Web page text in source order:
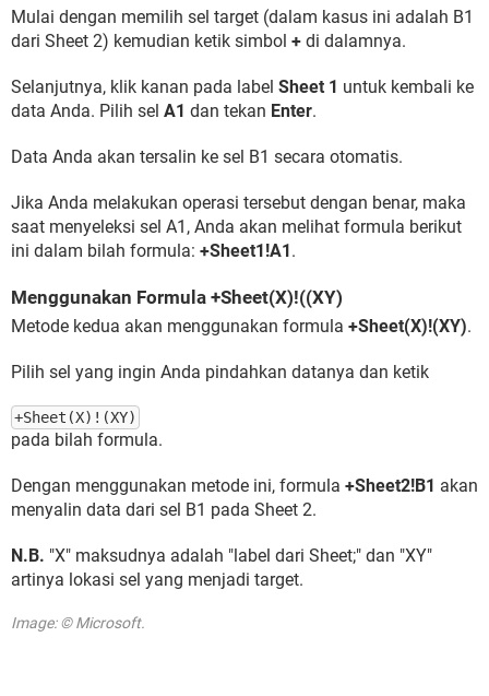
Mulai dengan memilih sel target (dalam kasus ini adalah B1
dari Sheet 2) kemudian ketik simbol + di dalamnya.
Selanjutnya, klik kanan pada label Sheet 1 untuk kembali ke
data Anda. Pilih sel A1 dan tekan Enter.
Data Anda akan tersalin ke sel B1 secara otomatis.
Jika Anda melakukan operasi tersebut dengan benar, maka
saat menyeleksi sel A1, Anda akan melihat formula berikut
ini dalam bilah formula: +Sheet1!A1.
Menggunakan Formula +Sheet(X)!((XY)
Metode kedua akan menggunakan formula +Sheet(X)!(XY).
Pilih sel yang ingin Anda pindahkan datanya dan ketik
+Sheet(X)!(XY)
pada bilah formula.
Dengan menggunakan metode ini, formula +Sheet2!B1 akan
menyalin data dari sel B1 pada Sheet 2.
N.B. "X" maksudnya adalah "label dari Sheet;" dan "XY"
artinya lokasi sel yang menjadi target.
Image: © Microsoft.